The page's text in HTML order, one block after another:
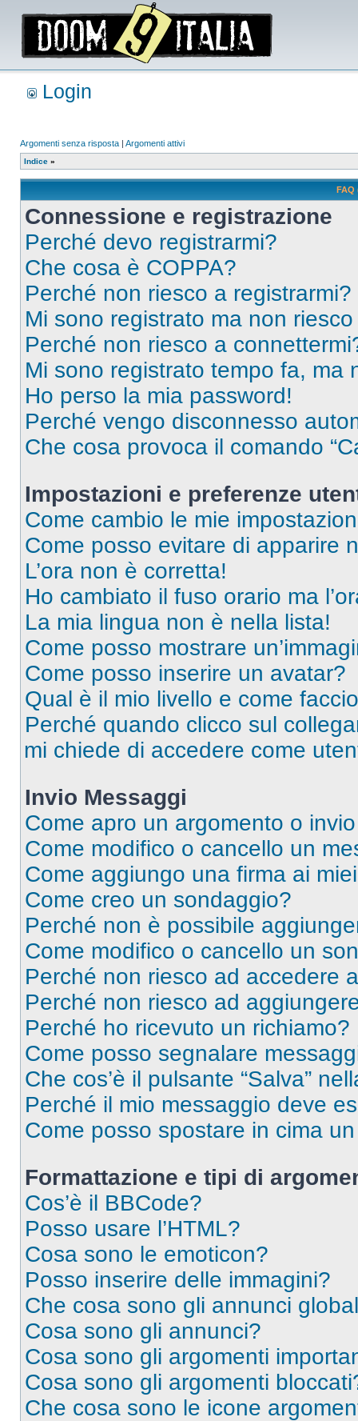
Login
Argomenti senza risposta | Argomenti attivi
Indice »
FAQ
Connessione e registrazione
Perché devo registrarmi?
Che cosa è COPPA?
Perché non riesco a registrarmi?
Mi sono registrato ma non
Perché non riesco a
Mi sono registrato tempo fa, ma
Ho perso la mia password!
Perché vengo disconnesso
Che cosa provoca il comando
Impostazioni e preferenze
Come cambio le mie
Come posso evitare di apparire
L’ora non è corretta!
Ho cambiato il fuso orario ma
La mia lingua non è nella lista!
Come posso mostrare
Come posso inserire un avatar?
Qual è il mio livello e come
Perché quando clicco sul
mi chiede di accedere come
Invio Messaggi
Come apro un argomento o
Come modifico o cancello un
Come aggiungo una firma ai
Come creo un sondaggio?
Perché non è possibile
Come modifico o cancello un
Perché non riesco ad accedere
Perché non riesco ad
Perché ho ricevuto un richiamo?
Come posso segnalare
Che cos’è il pulsante “Salva”
Perché il mio messaggio deve
Come posso spostare in cima
Formattazione e tipi di
Cos’è il BBCode?
Posso usare l’HTML?
Cosa sono le emoticon?
Posso inserire delle immagini?
Che cosa sono gli annunci
Cosa sono gli annunci?
Cosa sono gli argomenti
Cosa sono gli argomenti
Che cosa sono le icone